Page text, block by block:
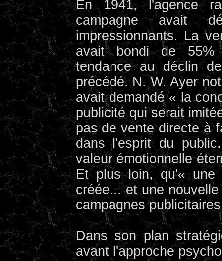
En 1941, l'agence
campagne avait
impressionnants. La
avait bondi de 55%
tendance au déclin
précédé. N. W. Ayer
avait demandé « la
publicité qui serait
pas de vente directe à
dans l'esprit du
valeur émotionnelle
Et plus loin, qu'« une
créée... et une
campagnes
Dans son plan
avant l'approche